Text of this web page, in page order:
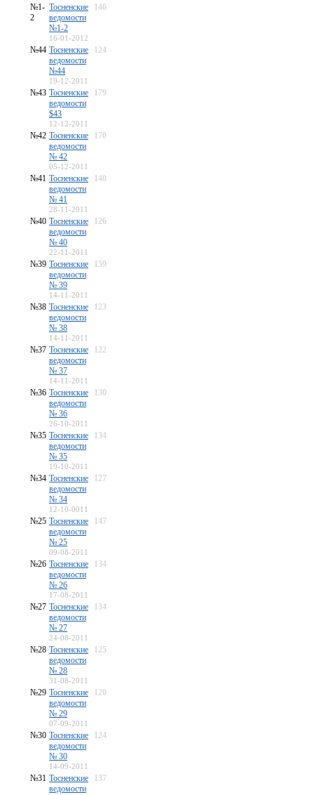
№1-
2
Тосненские
ведомости
№1-2
16-01-2012
146
№44 Тосненские
ведомости
№44
19-12-2011
124
№43 Тосненские
ведомости
$43
12-12-2011
179
№42 Тосненские
ведомости
№ 42
05-12-2011
170
№41 Тосненские
ведомости
№ 41
28-11-2011
140
№40 Тосненские
ведомости
№ 40
22-11-2011
126
№39 Тосненские
ведомости
№ 39
14-11-2011
159
№38 Тосненские
ведомости
№ 38
14-11-2011
123
№37 Тосненские
ведомости
№ 37
14-11-2011
122
№36 Тосненские
ведомости
№ 36
26-10-2011
130
№35 Тосненские
ведомости
№ 35
19-10-2011
134
№34 Тосненские
ведомости
№ 34
12-10-0011
127
№25 Тосненские
ведомости
№ 25
09-08-2011
147
№26 Тосненские
ведомости
№ 26
17-08-2011
134
№27 Тосненские
ведомости
№ 27
24-08-2011
134
№28 Тосненские
ведомости
№ 28
31-08-2011
125
№29 Тосненские
ведомости
№ 29
07-09-2011
120
№30 Тосненские
ведомости
№ 30
14-09-2011
124
№31 Тосненские
ведомости
137